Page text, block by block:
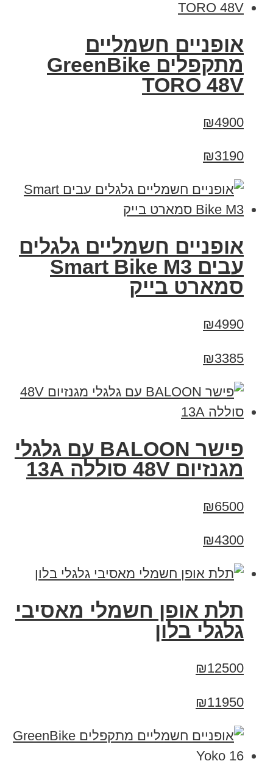
אופניים חשמליים
מתקפלים GreenBike
TORO 48V
₪4900
₪3190
אופניים חשמליים גלגלים
עבים Smart Bike M3
סמארט בייק
₪4990
₪3385
פישר BALOON עם גלגלי
מגנזיום 48V סוללה 13A
₪6500
₪4300
תלת אופן חשמלי מאסיבי
גלגלי בלון
₪12500
₪11950